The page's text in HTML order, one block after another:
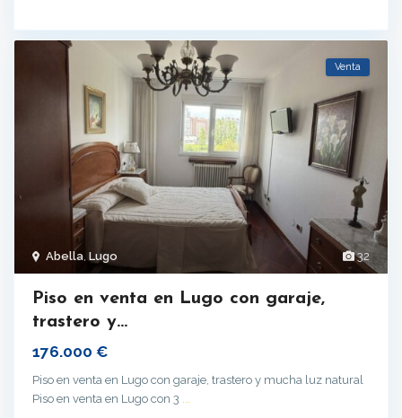
32
Abella Lugo
Venta
Piso en venta en Lugo con garaje,
trastero y...
176.000 €
Piso en venta en Lugo con garaje, trastero y mucha luz natural
Piso en venta en Lugo con 3